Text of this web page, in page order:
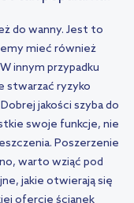
do wanny. Jest to
mieć również
innym przypadku
stwarzać ryzyko
jakości szyba do
swoje funkcje, nie
Poszerzenie
warto wziąć pod
jakie otwierają się
ofercie ścianek